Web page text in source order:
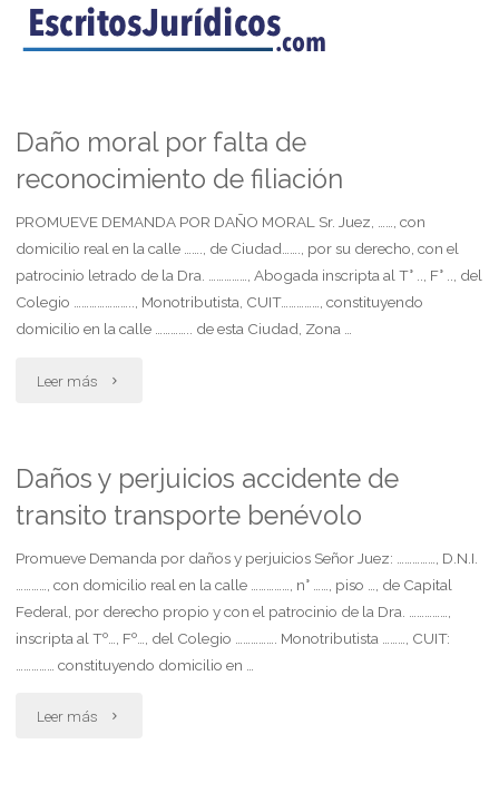
Daño moral por falta de
reconocimiento de filiación
PROMUEVE DEMANDA POR DAÑO MORAL Sr. Juez, ……, con
domicilio real en la calle ……., de Ciudad……., por su derecho, con el
patrocinio letrado de la Dra. ……………, Abogada inscripta al T° .., F° .., del
Colegio ………………….., Monotributista, CUIT……………, constituyendo
domicilio en la calle ………….. de esta Ciudad, Zona …
Leer más "Daño
falta
de
de
Daños y perjuicios accidente de
transito transporte benévolo
Promueve Demanda por daños y perjuicios Señor Juez: ……………, D.N.I.
…………, con domicilio real en la calle ……………, n° ……, piso …, de Capital
Federal, por derecho propio y con el patrocinio de la Dra. ……………,
inscripta al Tº…, Fº…, del Colegio ……………. Monotributista ………, CUIT:
…………… constituyendo domicilio en …
Leer más "Daños